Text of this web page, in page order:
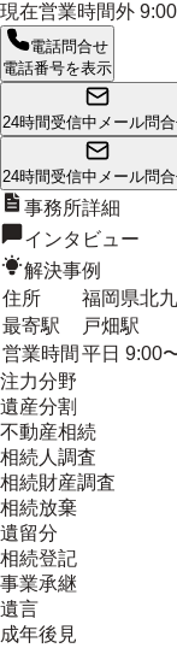
現在営業時間外
電話問合せ
電話番号を表示
24時間受信中 メール問
24時間受信中 メール問
事務所詳細
インタビュー
解決事例
住所
福岡県北
最寄駅
戸畑駅
営業時間 平日 9:00
注力分野
遺産分割
不動産相続
相続人調査
相続財産調査
相続放棄
遺留分
相続登記
事業承継
遺言
成年後見